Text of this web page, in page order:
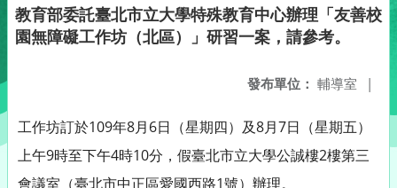
教育部委託臺北市立大學特殊教育中心辦理「友善校
園無障礙工作坊（北區）」研習一案，請參考。
發布單位： 輔導室 |
工作坊訂於109年8月6日（星期四）及8月7日（星期五）
上午9時至下午4時10分，假臺北市立大學公誠樓2樓第三
會議室（臺北市中正區愛國西路1號）辦理。